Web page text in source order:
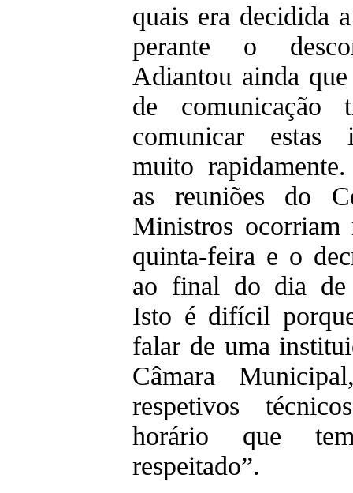
quais era decidida
perante o
Adiantou ainda
de comunicação
comunicar estas
muito
as reuniões do
Ministros ocorriam
quinta-feira e o
ao final do dia de
Isto é difícil
falar de uma
Câmara
respetivos
horário que
respeitado”.